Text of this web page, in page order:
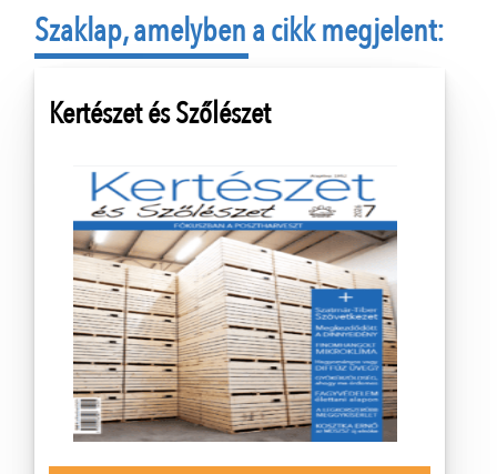
Szaklap, amelyben a cikk megjelent:
Kertészet és Szőlészet